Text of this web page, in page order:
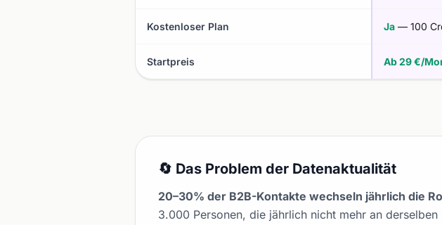
Kostenloser Plan Ja — 100
Startpreis Ab 29 €/
🔄 Das Problem der Datenaktualität
20–30% der B2B-Kontakte wechseln jährlich die
3.000 Personen, die jährlich nicht mehr an